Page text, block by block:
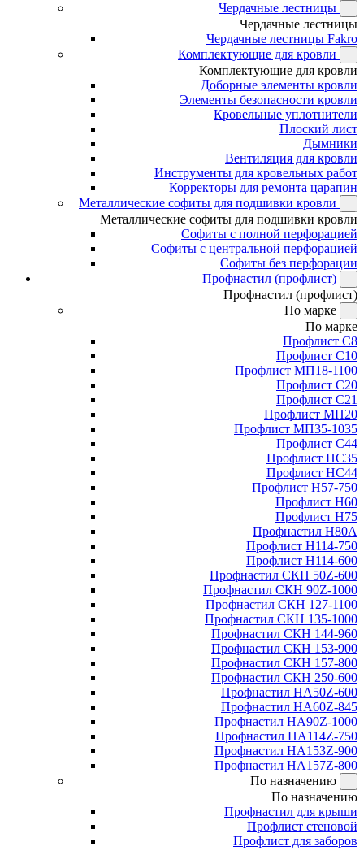
Чердачные лестницы
Чердачные лестницы
Чердачные лестницы Fakro
Комплектующие для кровли
Комплектующие для кровли
Доборные элементы кровли
Элементы безопасности кровли
Кровельные уплотнители
Плоский лист
Дымники
Вентиляция для кровли
Инструменты для кровельных работ
Корректоры для ремонта царапин
Металлические софиты для подшивки кровли
Металлические софиты для подшивки кровли
Софиты с полной перфорацией
Софиты с центральной перфорацией
Софиты без перфорации
Профнастил (профлист)
Профнастил (профлист)
По марке
По марке
Профлист С8
Профлист С10
Профлист МП18-1100
Профлист С20
Профлист С21
Профлист МП20
Профлист МП35-1035
Профлист С44
Профлист НС35
Профлист НС44
Профлист Н57-750
Профлист Н60
Профлист Н75
Профнастил Н80А
Профлист Н114-750
Профлист Н114-600
Профнастил СКН 50Z-600
Профнастил СКН 90Z-1000
Профнастил СКН 127-1100
Профнастил СКН 135-1000
Профнастил СКН 144-960
Профнастил СКН 153-900
Профнастил СКН 157-800
Профнастил СКН 250-600
Профнастил НА50Z-600
Профнастил НА60Z-845
Профнастил НА90Z-1000
Профнастил НА114Z-750
Профнастил НА153Z-900
Профнастил НА157Z-800
По назначению
По назначению
Профнастил для крыши
Профлист стеновой
Профлист для заборов